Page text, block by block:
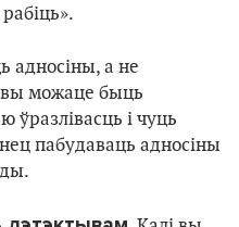
адносіны, а не
вы можаце быць
ўразлівасць і чуць
пабудаваць адносіны